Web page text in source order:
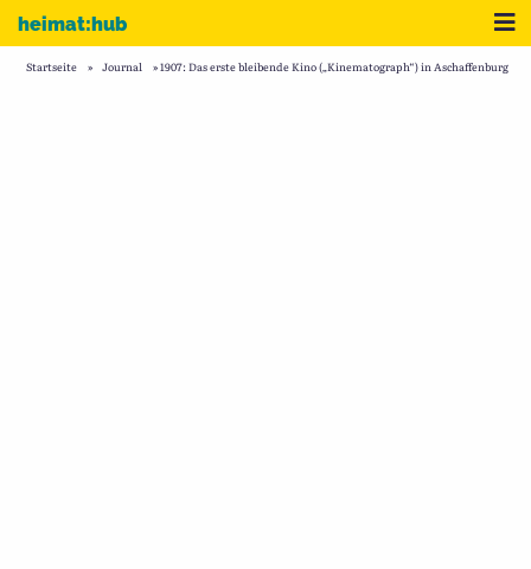
Zum Inhalt
heimat:hub
Startseite » Journal »1907: Das erste bleibende Kino („Kinematograph“) in Aschaffenburg